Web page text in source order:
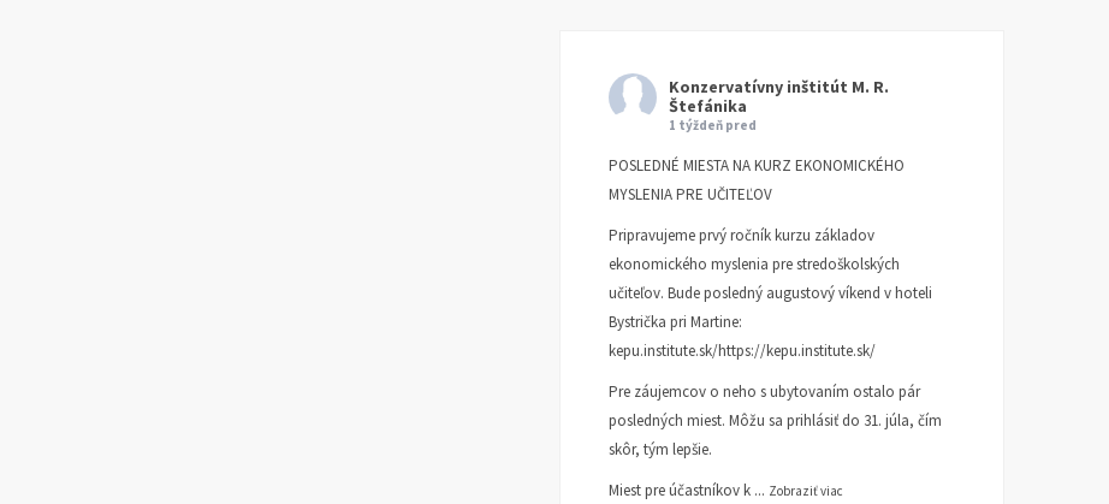
Konzervatívny inštitút M. R.
Štefánika
1 týždeň pred
POSLEDNÉ MIESTA NA KURZ EKONOMICKÉHO
MYSLENIA PRE UČITEĽOV
Pripravujeme prvý ročník kurzu základov
ekonomického myslenia pre stredoškolských
učiteľov. Bude posledný augustový víkend v hoteli
Bystrička pri Martine:
kepu.institute.sk/https://kepu.institute.sk/
Pre záujemcov o neho s ubytovaním ostalo pár
posledných miest. Môžu sa prihlásiť do 31. júla, čím
skôr, tým lepšie.
Miest pre účastníkov k ... Zobraziť viac